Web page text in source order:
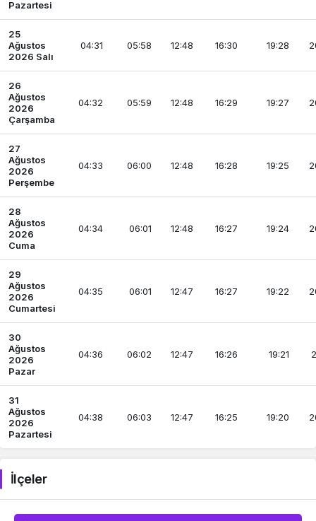
Pazartesi
25
Ağustos
2026 Salı
04:31 05:58 12:48 16:30 19:28
26
Ağustos
2026
Çarşamba
04:32 05:59 12:48 16:29 19:27
27
Ağustos
2026
Perşembe
04:33 06:00 12:48 16:28 19:25
28
Ağustos
2026
Cuma
04:34 06:01 12:48 16:27 19:24
29
Ağustos
2026
Cumartesi
04:35 06:01 12:47 16:27 19:22
30
Ağustos
2026
Pazar
04:36 06:02 12:47 16:26 19:21
31
Ağustos
2026
Pazartesi
04:38 06:03 12:47 16:25 19:20
İlçeler